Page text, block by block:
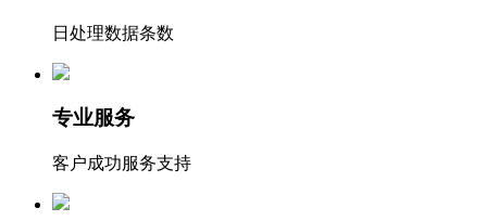
日处理数据条数
专业服务
客户成功服务支持